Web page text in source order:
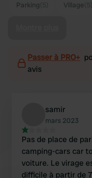
Parking Village
Passer à PRO+
avis
samir
mars 2023
Pas de place de
camping-cars car
voiture. Le virage
difficile à partir de